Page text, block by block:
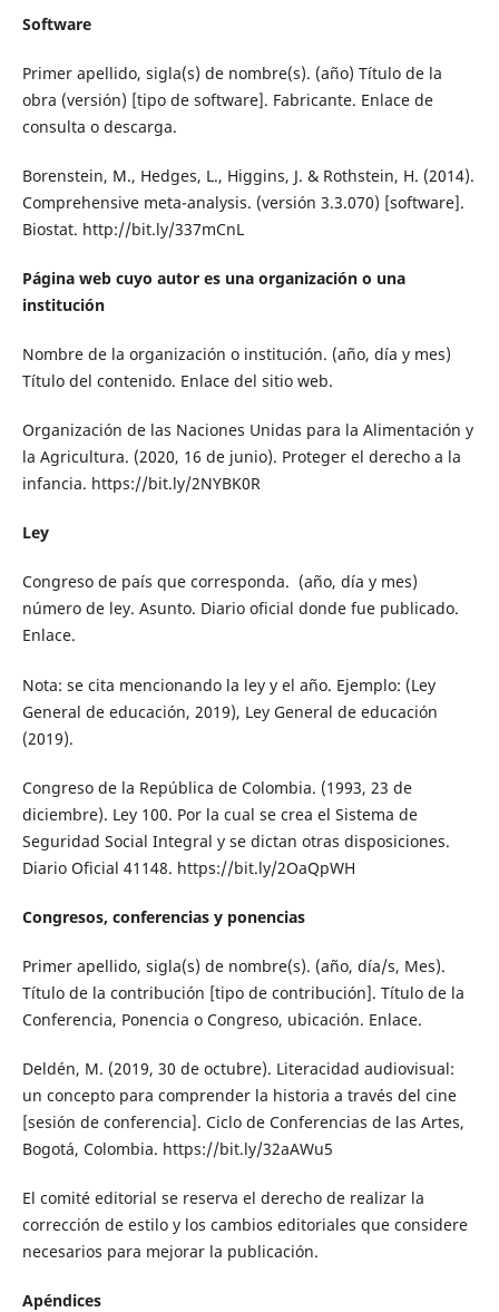
Software
Primer apellido, sigla(s) de nombre(s). (año) Título de la
obra (versión) [tipo de software]. Fabricante. Enlace de
consulta o descarga.
Borenstein, M., Hedges, L., Higgins, J. & Rothstein, H. (2014).
Comprehensive meta-analysis. (versión 3.3.070) [software].
Biostat. http://bit.ly/337mCnL
Página web cuyo autor es una organización o una
institución
Nombre de la organización o institución. (año, día y mes)
Título del contenido. Enlace del sitio web.
Organización de las Naciones Unidas para la Alimentación y
la Agricultura. (2020, 16 de junio). Proteger el derecho a la
infancia. https://bit.ly/2NYBK0R
Ley
Congreso de país que corresponda. (año, día y mes)
número de ley. Asunto. Diario oficial donde fue publicado.
Enlace.
Nota: se cita mencionando la ley y el año. Ejemplo: (Ley
General de educación, 2019), Ley General de educación
(2019).
Congreso de la República de Colombia. (1993, 23 de
diciembre). Ley 100. Por la cual se crea el Sistema de
Seguridad Social Integral y se dictan otras disposiciones.
Diario Oficial 41148. https://bit.ly/2OaQpWH
Congresos, conferencias y ponencias
Primer apellido, sigla(s) de nombre(s). (año, día/s, Mes).
Título de la contribución [tipo de contribución]. Título de la
Conferencia, Ponencia o Congreso, ubicación. Enlace.
Deldén, M. (2019, 30 de octubre). Literacidad audiovisual:
un concepto para comprender la historia a través del cine
[sesión de conferencia]. Ciclo de Conferencias de las Artes,
Bogotá, Colombia. https://bit.ly/32aAWu5
El comité editorial se reserva el derecho de realizar la
corrección de estilo y los cambios editoriales que considere
necesarios para mejorar la publicación.
Apéndices